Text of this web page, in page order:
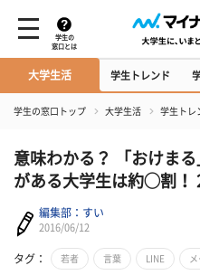
学生の
窓口とは
大学生活 学生トレンド
学生の窓口トップ 大学生活 学生トレ
意味わかる？ 「おけま
がある大学生は約◯割！
編集部：すい
2016/06/12
タグ： 若者 言葉 LINE